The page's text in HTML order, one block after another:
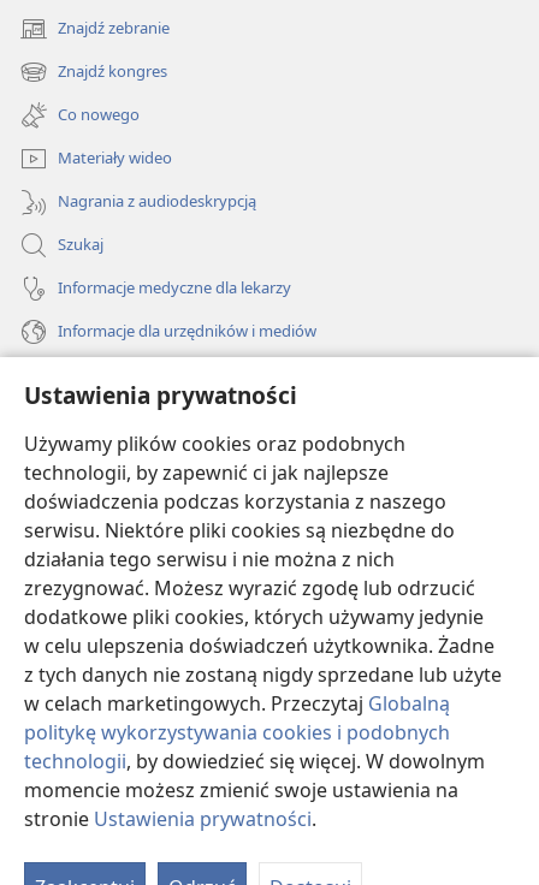
Ustawienia prywatności
Używamy plików cookies oraz podobnych
technologii, by zapewnić ci jak najlepsze
doświadczenia podczas korzystania z naszego
serwisu. Niektóre pliki cookies są niezbędne do
działania tego serwisu i nie można z nich
zrezygnować. Możesz wyrazić zgodę lub odrzucić
dodatkowe pliki cookies, których używamy jedynie
w celu ulepszenia doświadczeń użytkownika. Żadne
z tych danych nie zostaną nigdy sprzedane lub użyte
w celach marketingowych. Przeczytaj Globalną
politykę wykorzystywania cookies i podobnych
technologii, by dowiedzieć się więcej. W dowolnym
momencie możesz zmienić swoje ustawienia na
stronie Ustawienia prywatności.
Znajdź zebranie
(opens
new
window)
Znajdź kongres
(opens
new
window)
Co nowego
Materiały wideo
Nagrania z audiodeskrypcją
Szukaj
Informacje medyczne dla lekarzy
Informacje dla urzędników i mediów
Darowizny
(opens
new
window)BIBLIOTEKA INTERNETOWA Strażnicy
(opens
new
window)JW Hub
(opens
new
window)JW Library
Watchtower Library
Copyright© 2026 Watch Tower Bible and Tract Society of Pennsylvania.
WARUNKI UŻYTKOWANIA| POLITYKA PRYWATNOŚCI
PRYWATNOŚCI